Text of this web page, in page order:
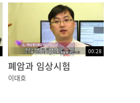
00:28
폐암과 임상시험
이대호